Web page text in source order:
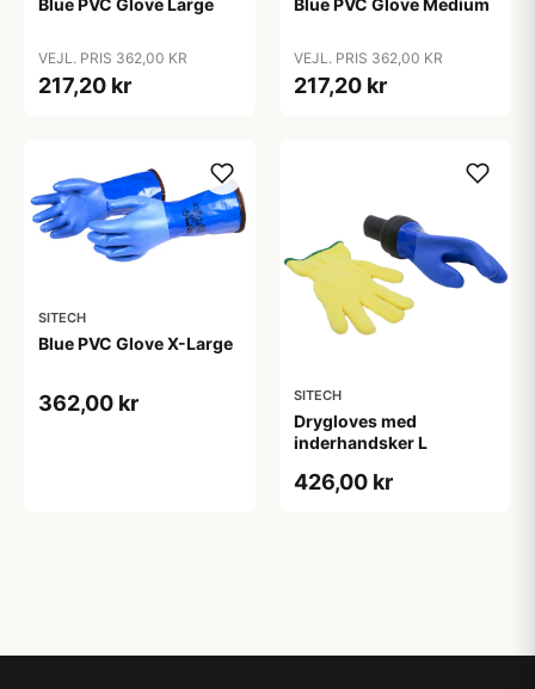
VEJL. PRIS 362,00 KR
217,20 kr
VEJL. PRIS 362,00 KR
217,20 kr
SITECH
Blue PVC Glove X-Large
362,00 kr SITECH
Drygloves med
inderhandsker L
426,00 kr